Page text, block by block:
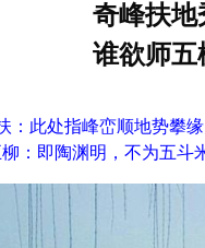
奇峰扶地
谁欲师五
：此处指峰峦顺地势攀
：即陶渊明，不为五斗